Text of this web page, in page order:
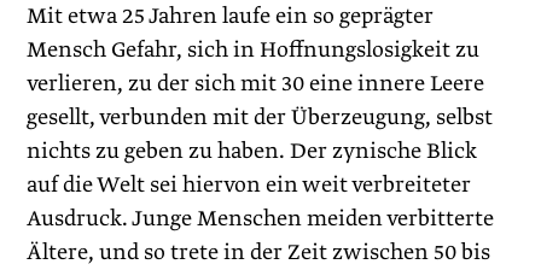
Mit etwa 25 Jahren laufe ein so geprägter
Mensch Gefahr, sich in Hoffnungslosigkeit zu
verlieren, zu der sich mit 30 eine innere Leere
gesellt, verbunden mit der Überzeugung, selbst
nichts zu geben zu haben. Der zynische Blick
auf die Welt sei hiervon ein weit verbreiteter
Ausdruck. Junge Menschen meiden verbitterte
Ältere, und so trete in der Zeit zwischen 50 bis